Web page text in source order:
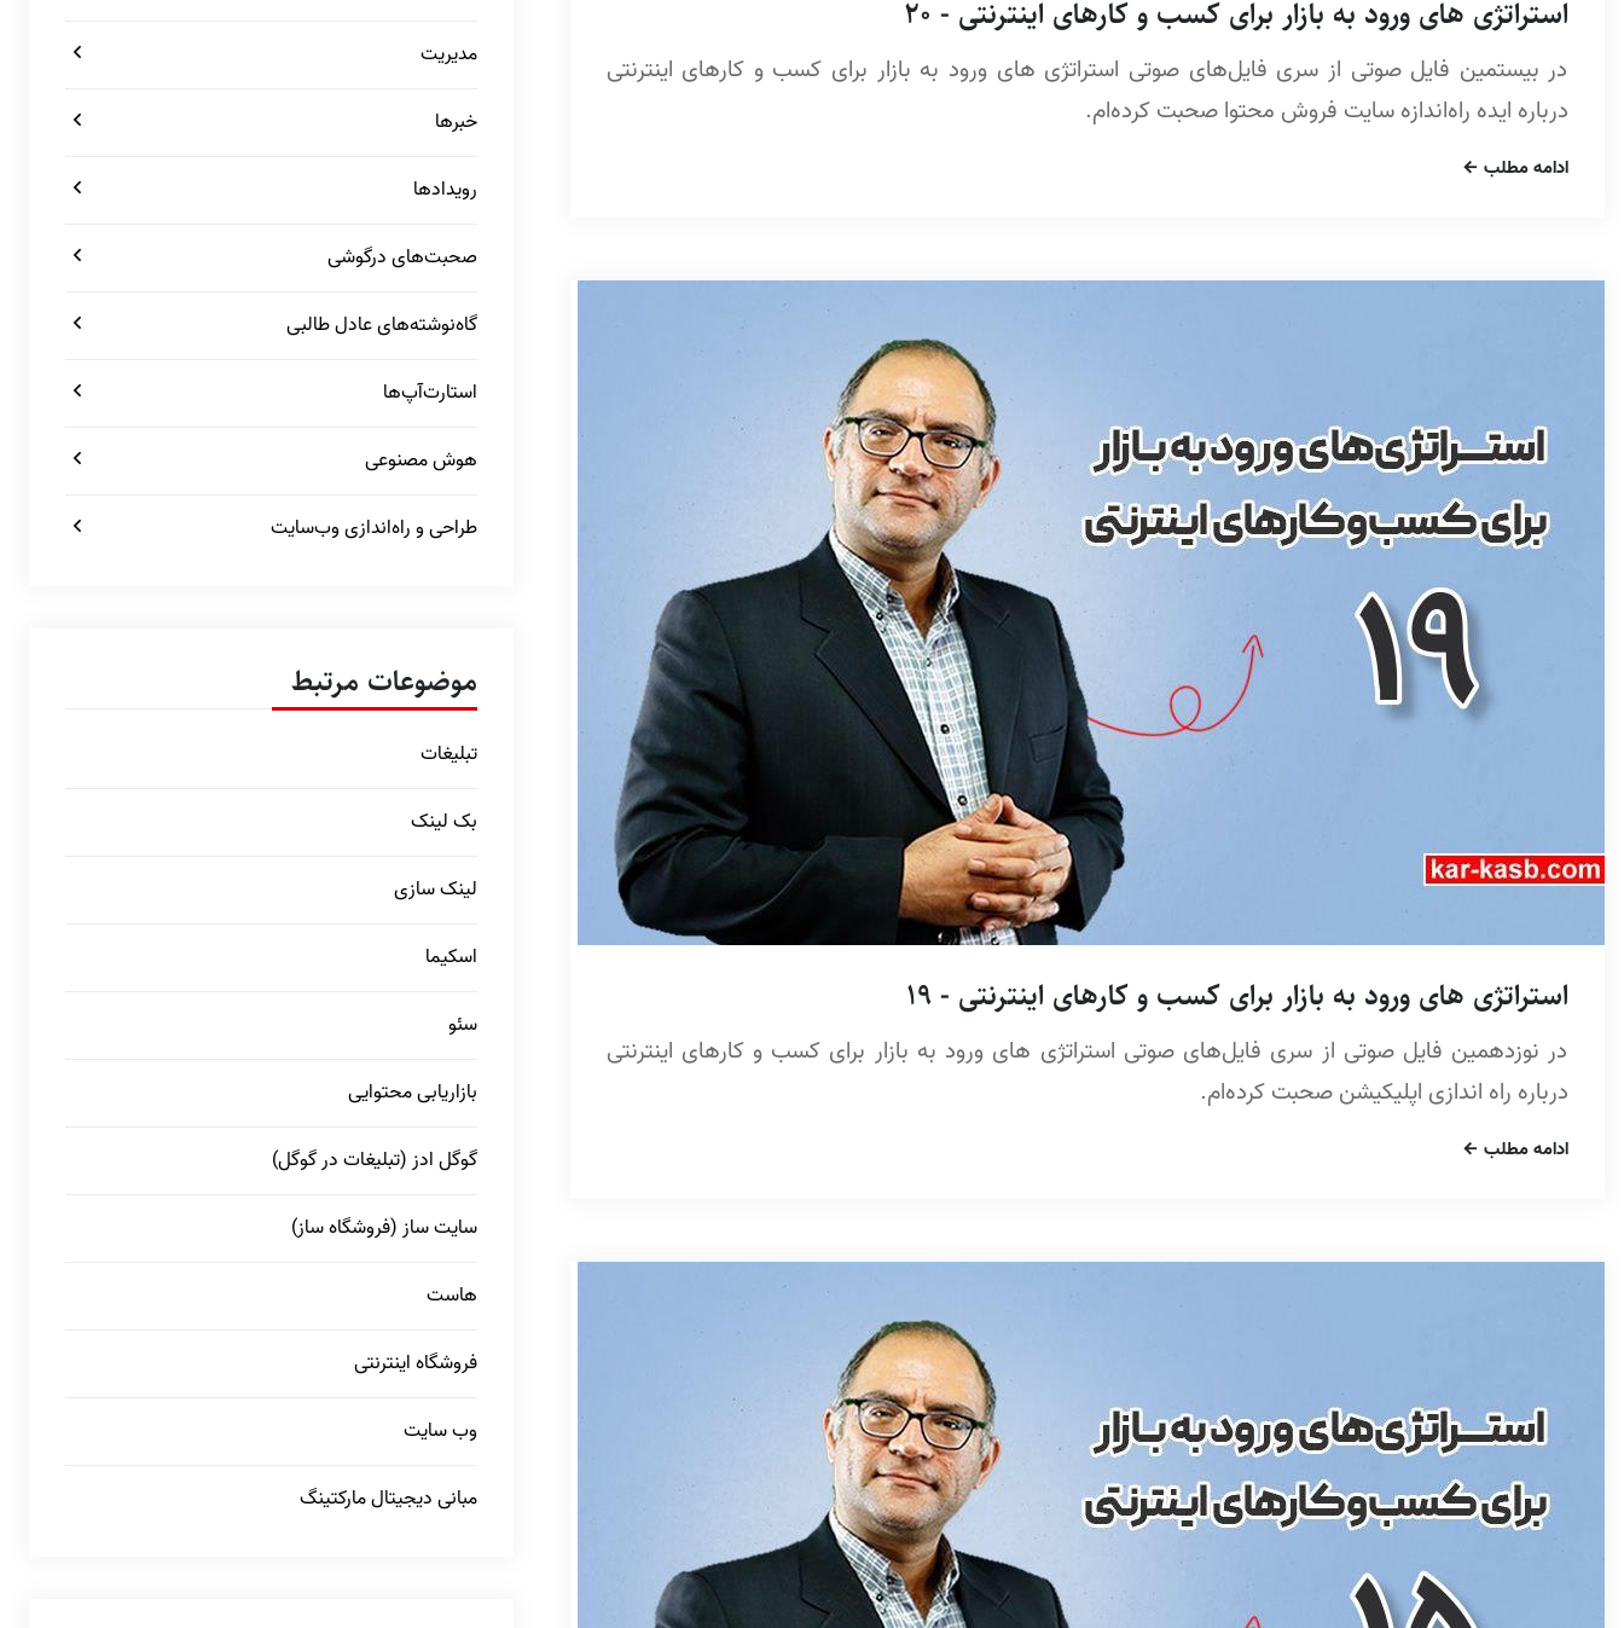
استراتژی های ورود به بازار برای کسب و کارهای اینترنتی - 20
در بیستمین فایل صوتی از سری فایل‌های صوتی استراتژی های ورود به بازار برای کسب و کارهای اینترنتی
درباره ایده راه‌اندازه سایت فروش محتوا صحبت کرده‌ام.
ادامه مطلب
استراتژی های ورود به بازار برای کسب و کارهای اینترنتی - 19
در نوزدهمین فایل صوتی از سری فایل‌های صوتی استراتژی های ورود به بازار برای کسب و کارهای اینترنتی
درباره راه اندازی اپلیکیشن صحبت کرده‌ام.
ادامه مطلب
مدیریت
خبرها
رویدادها
صحبت‌های درگوشی
گاه‌نوشته‌های عادل طالبی
استارت‌آپ‌ها
هوش مصنوعی
طراحی و راه‌اندازی وب‌سایت
موضوعات مرتبط
تبلیغات
بک لینک
لینک سازی
اسکیما
سئو
بازاریابی محتوایی
گوگل ادز (تبلیغات در گوگل)
سایت ساز (فروشگاه ساز)
هاست
فروشگاه اینترنتی
وب سایت
مبانی دیجیتال مارکتینگ